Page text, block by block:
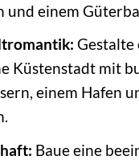
und einem
Gestalte
Küstenstadt mit
einem Hafen
Baue eine